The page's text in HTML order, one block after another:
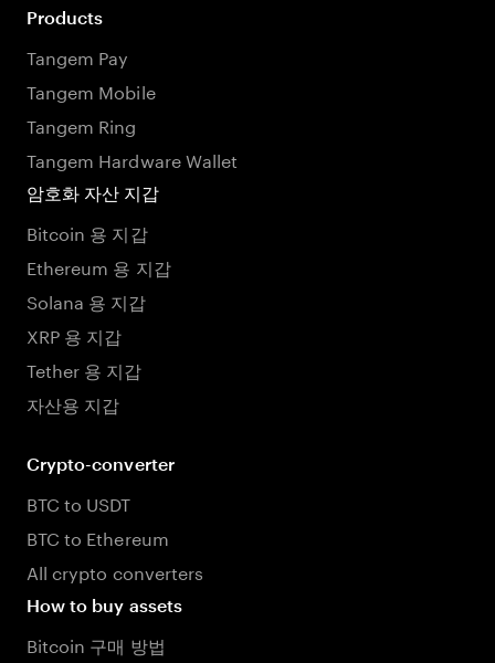
Products
Tangem Pay
Tangem Mobile
Tangem Ring
Tangem Hardware Wallet
암호화 자산 지갑
Bitcoin 용 지갑
Ethereum 용 지갑
Solana 용 지갑
XRP 용 지갑
Tether 용 지갑
자산용 지갑
Crypto-converter
BTC to USDT
BTC to Ethereum
All crypto converters
How to buy assets
Bitcoin 구매 방법